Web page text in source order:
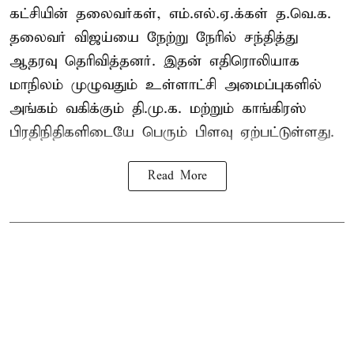
கட்சியின் தலைவர்கள், எம்.எல்.ஏ.க்கள் த.வெ.க.
தலைவர் விஜய்யை நேற்று நேரில் சந்தித்து
ஆதரவு தெரிவித்தனர். இதன் எதிரொலியாக
மாநிலம் முழுவதும் உள்ளாட்சி அமைப்புகளில்
அங்கம் வகிக்கும் தி.மு.க. மற்றும் காங்கிரஸ்
பிரதிநிதிகளிடையே பெரும் பிளவு ஏற்பட்டுள்ளது.
Read More